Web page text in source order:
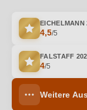
EICHELMANN
4,5/5
FALSTAFF
4/5
Weitere